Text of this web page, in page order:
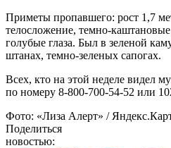
Приметы пропавшего: рост 1,7
телосложение, темно-
голубые глаза. Был в зеленой
штанах, темно-зеленых сапогах.
Всех, кто на этой неделе видел
по номеру 8-800-700-54-52 или
Фото: «Лиза Алерт» /
Поделиться
новостью: